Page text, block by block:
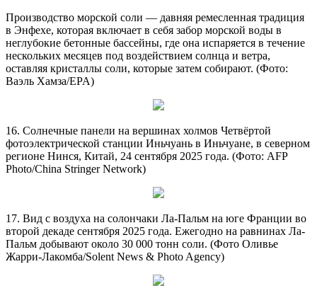
Производство морской соли — давняя ремесленная традиция
в Энфехе, которая включает в себя забор морской воды в
неглубокие бетонные бассейны, где она испаряется в течение
нескольких месяцев под воздействием солнца и ветра,
оставляя кристаллы соли, которые затем собирают. (Фото:
Ваэль Хамза/EPA)
16. Солнечные панели на вершинах холмов Четвёртой
фотоэлектрической станции Иньчуань в Иньчуане, в северном
регионе Нинся, Китай, 24 сентября 2025 года. (Фото: AFP
Photo/China Stringer Network)
17. Вид с воздуха на солончаки Ла-Пальм на юге Франции во
второй декаде сентября 2025 года. Ежегодно на равнинах Ла-
Пальм добывают около 30 000 тонн соли. (Фото Оливье
Жарри-Лакомба/Solent News & Photo Agency)